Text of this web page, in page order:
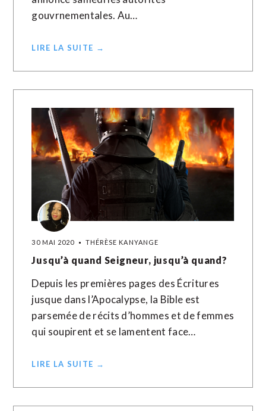
gouvrnementales. Au…
LIRE LA SUITE →
30 MAI 2020 THÉRÈSE KANYANGE
Jusqu’à quand Seigneur, jusqu’à quand?
Depuis les premières pages des Écritures
jusque dans l’Apocalypse, la Bible est
parsemée de récits d’hommes et de femmes
qui soupirent et se lamentent face…
LIRE LA SUITE →